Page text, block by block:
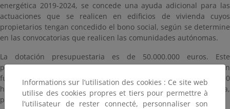
energética 2019-2024, se concede una ayuda adicional para las
actuaciones que se realicen en edificios de vivienda cuyos
propietarios tengan concedido el bono social, según se determine
en las convocatorias que realicen las comunidades autónomas.
La dotación presupuestaria es de 50.000.000 euros. Este
presupuesto se distribuirá entre las comunidades autónomas en
función del número de municipios y núcleos de menos de 5000
habitantes y de su población en cada comunidad autónoma,
ponderados al 50% cada criterio.
Informations sur l’utilisation des cookies : Ce site web
utilise des cookies propres et tiers pour permettre à
l’utilisateur de rester connecté, personnaliser son